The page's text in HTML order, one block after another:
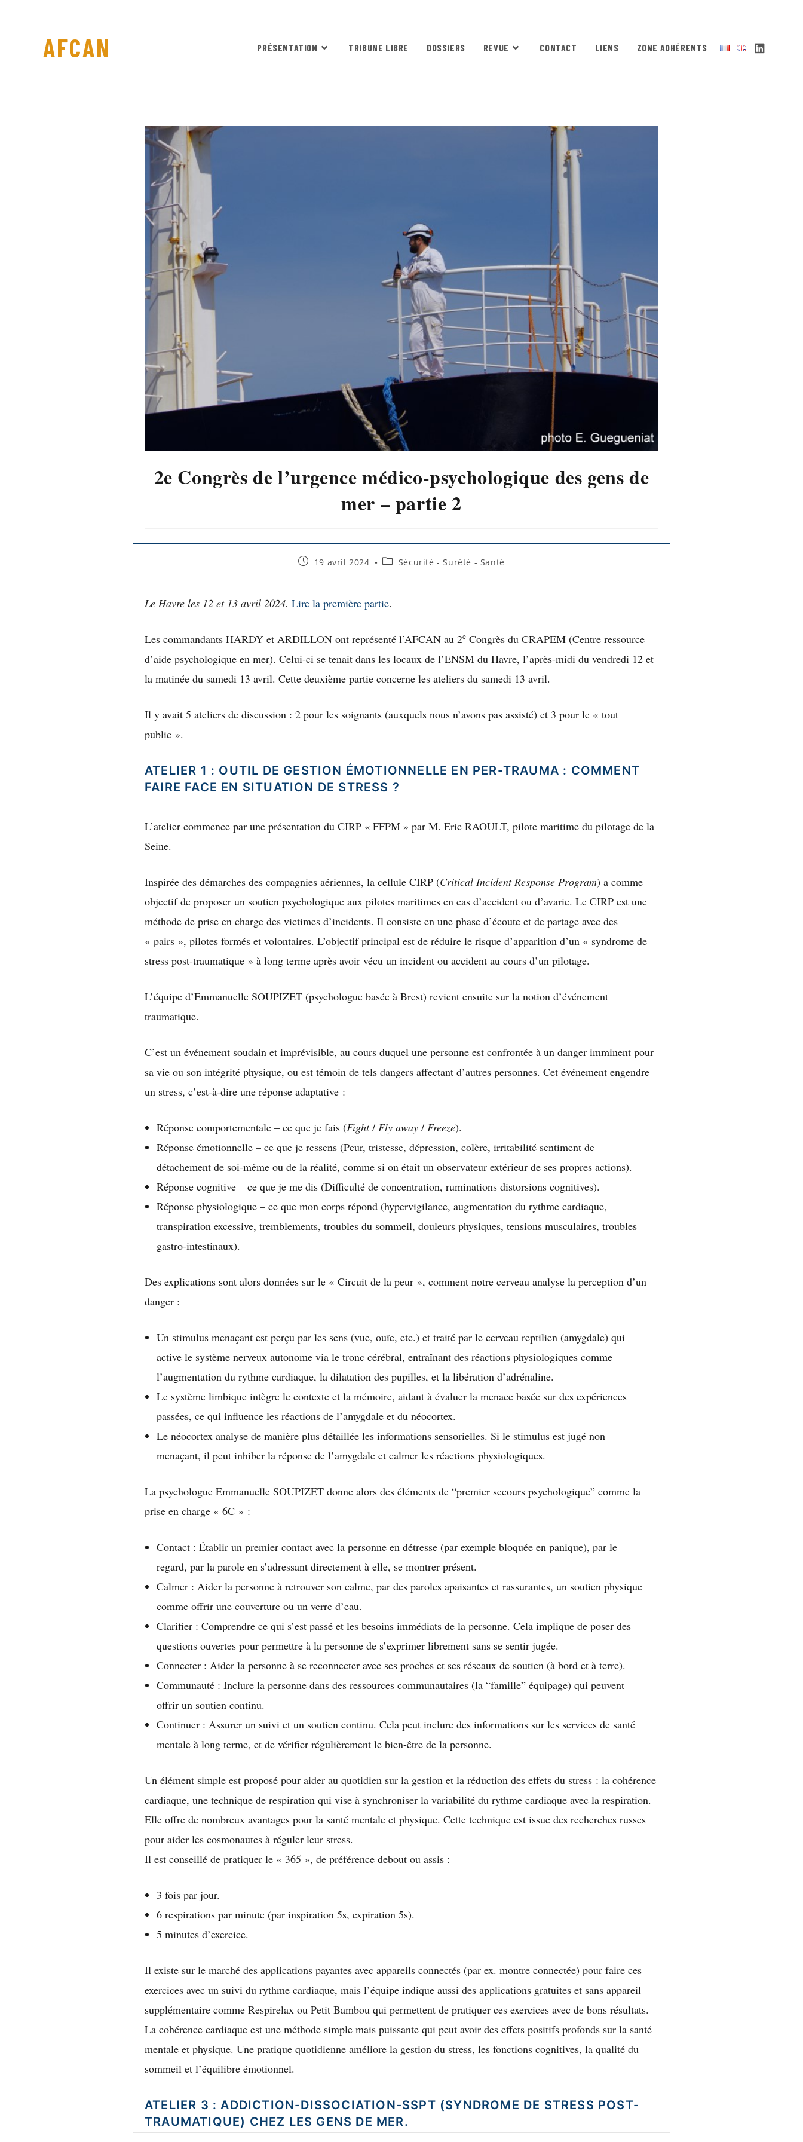
AFCAN PRÉSENTATION TRIBUNE LIBRE DOSSIERS REVUE CONTACT LIENS ZONE ADHÉRENTS
2e Congrès de l’urgence médico-psychologique des gens de
mer – partie 2
19 avril 2024 Sécurité - Surété - Santé
Le Havre les 12 et 13 avril 2024. Lire la première partie.
Les commandants HARDY et ARDILLON ont représenté l’AFCAN au 2e Congrès du CRAPEM (Centre ressource
d’aide psychologique en mer). Celui-ci se tenait dans les locaux de l’ENSM du Havre, l’après-midi du vendredi 12 et
la matinée du samedi 13 avril. Cette deuxième partie concerne les ateliers du samedi 13 avril.
Il y avait 5 ateliers de discussion : 2 pour les soignants (auxquels nous n’avons pas assisté) et 3 pour le « tout
public ».
ATELIER 1 : OUTIL DE GESTION ÉMOTIONNELLE EN PER-TRAUMA : COMMENT
FAIRE FACE EN SITUATION DE STRESS ?
L’atelier commence par une présentation du CIRP « FFPM » par M. Eric RAOULT, pilote maritime du pilotage de la
Seine.
Inspirée des démarches des compagnies aériennes, la cellule CIRP (Critical Incident Response Program) a comme
objectif de proposer un soutien psychologique aux pilotes maritimes en cas d’accident ou d’avarie. Le CIRP est une
méthode de prise en charge des victimes d’incidents. Il consiste en une phase d’écoute et de partage avec des
« pairs », pilotes formés et volontaires. L’objectif principal est de réduire le risque d’apparition d’un « syndrome de
stress post-traumatique » à long terme après avoir vécu un incident ou accident au cours d’un pilotage.
L’équipe d’Emmanuelle SOUPIZET (psychologue basée à Brest) revient ensuite sur la notion d’événement
traumatique.
C’est un événement soudain et imprévisible, au cours duquel une personne est confrontée à un danger imminent pour
sa vie ou son intégrité physique, ou est témoin de tels dangers affectant d’autres personnes. Cet événement engendre
un stress, c’est-à-dire une réponse adaptative :
Réponse comportementale – ce que je fais (Fight/ Fly away / Freeze).
Réponse émotionnelle – ce que je ressens (Peur, tristesse, dépression, colère, irritabilité sentiment de
détachement de soi-même ou de la réalité, comme si on était un observateur extérieur de ses propres actions).
Réponse cognitive – ce que je me dis (Difficulté de concentration, ruminations distorsions cognitives).
Réponse physiologique – ce que mon corps répond (hypervigilance, augmentation du rythme cardiaque,
transpiration excessive, tremblements, troubles du sommeil, douleurs physiques, tensions musculaires, troubles
gastro-intestinaux).
Des explications sont alors données sur le « Circuit de la peur », comment notre cerveau analyse la perception d’un
danger :
Un stimulus menaçant est perçu par les sens (vue, ouïe, etc.) et traité par le cerveau reptilien (amygdale) qui
active le système nerveux autonome via le tronc cérébral, entraînant des réactions physiologiques comme
l’augmentation du rythme cardiaque, la dilatation des pupilles, et la libération d’adrénaline.
Le système limbique intègre le contexte et la mémoire, aidant à évaluer la menace basée sur des expériences
passées, ce qui influence les réactions de l’amygdale et du néocortex.
Le néocortex analyse de manière plus détaillée les informations sensorielles. Si le stimulus est jugé non
menaçant, il peut inhiber la réponse de l’amygdale et calmer les réactions physiologiques.
La psychologue Emmanuelle SOUPIZET donne alors des éléments de “premier secours psychologique” comme la
prise en charge « 6C » :
Contact : Établir un premier contact avec la personne en détresse (par exemple bloquée en panique), par le
regard, par la parole en s’adressant directement à elle, se montrer présent.
Calmer : Aider la personne à retrouver son calme, par des paroles apaisantes et rassurantes, un soutien physique
comme offrir une couverture ou un verre d’eau.
Clarifier : Comprendre ce qui s’est passé et les besoins immédiats de la personne. Cela implique de poser des
questions ouvertes pour permettre à la personne de s’exprimer librement sans se sentir jugée.
Connecter : Aider la personne à se reconnecter avec ses proches et ses réseaux de soutien (à bord et à terre).
Communauté : Inclure la personne dans des ressources communautaires (la “famille” équipage) qui peuvent
offrir un soutien continu.
Continuer : Assurer un suivi et un soutien continu. Cela peut inclure des informations sur les services de santé
mentale à long terme, et de vérifier régulièrement le bien-être de la personne.
Un élément simple est proposé pour aider au quotidien sur la gestion et la réduction des effets du stress : la cohérence
cardiaque, une technique de respiration qui vise à synchroniser la variabilité du rythme cardiaque avec la respiration.
Elle offre de nombreux avantages pour la santé mentale et physique. Cette technique est issue des recherches russes
pour aider les cosmonautes à réguler leur stress.
Il est conseillé de pratiquer le « 365 », de préférence debout ou assis :
3 fois par jour.
6 respirations par minute (par inspiration 5s, expiration 5s).
5 minutes d’exercice.
Il existe sur le marché des applications payantes avec appareils connectés (par ex. montre connectée) pour faire ces
exercices avec un suivi du rythme cardiaque, mais l’équipe indique aussi des applications gratuites et sans appareil
supplémentaire comme Respirelax ou Petit Bambou qui permettent de pratiquer ces exercices avec de bons résultats.
La cohérence cardiaque est une méthode simple mais puissante qui peut avoir des effets positifs profonds sur la santé
mentale et physique. Une pratique quotidienne améliore la gestion du stress, les fonctions cognitives, la qualité du
sommeil et l’équilibre émotionnel.
ATELIER 3 : ADDICTION-DISSOCIATION-SSPT (SYNDROME DE STRESS POST-
TRAUMATIQUE) CHEZ LES GENS DE MER.